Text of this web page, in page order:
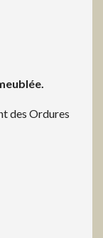
des Ordures